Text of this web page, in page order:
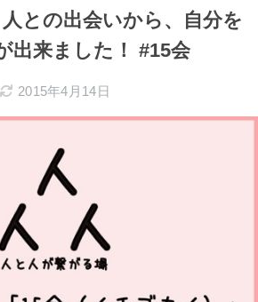
との出会いから、自分を
出来ました！ #15会
2015年4月14日